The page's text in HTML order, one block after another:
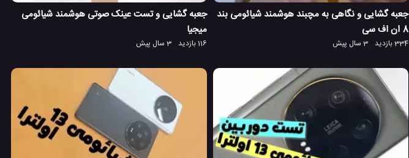
جعبه گشایی و نگاهی به مچبند هوشمند شیائومی بند
8 ان اف سی
334 بازدید 3 سال پیش
جعبه گشایی و تست عینک صوتی هوشمند شیائومی
میجیا
116 بازدید 3 سال پیش